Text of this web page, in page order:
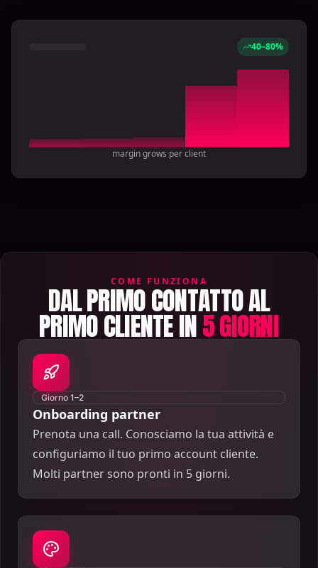
40–80%
margin grows per client
COME FUNZIONA
DAL PRIMO CONTATTO AL
PRIMO CLIENTE IN5 GIORNI
Giorno 1–2
Onboarding partner
Prenota una call. Conosciamo la tua attività e
configuriamo il tuo primo account cliente.
Molti partner sono pronti in 5 giorni.